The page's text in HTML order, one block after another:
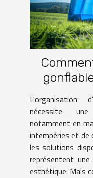
L'organisation
nécessite une
notamment en
intempéries et de
les solutions
représentent
esthétique. Mais